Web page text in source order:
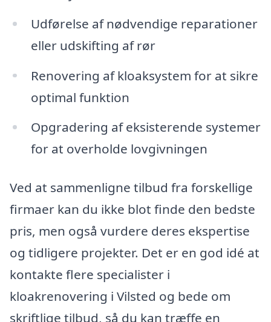
Udførelse af nødvendige reparationer
eller udskifting af rør
Renovering af kloaksystem for at sikre
optimal funktion
Opgradering af eksisterende systemer
for at overholde lovgivningen
Ved at sammenligne tilbud fra forskellige
firmaer kan du ikke blot finde den bedste
pris, men også vurdere deres ekspertise
og tidligere projekter. Det er en god idé at
kontakte flere specialister i
kloakrenovering i Vilsted og bede om
skriftlige tilbud, så du kan træffe en